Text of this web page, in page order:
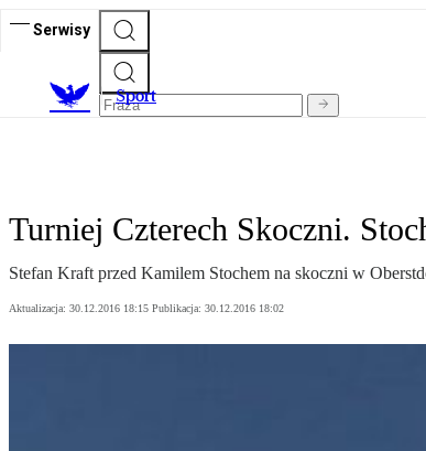
Serwisy
Sport
Turniej Czterech Skoczni.
Stefan Kraft przed Kamilem Stochem na skoczni w
Aktualizacja: 30.12.2016 18:15 Publikacja: 30.12.2016 18:02